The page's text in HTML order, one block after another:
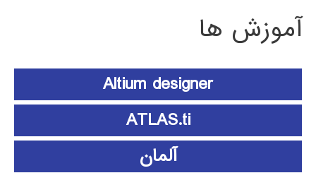
آموزش ها
Altium designer
ATLAS.ti
آلمان